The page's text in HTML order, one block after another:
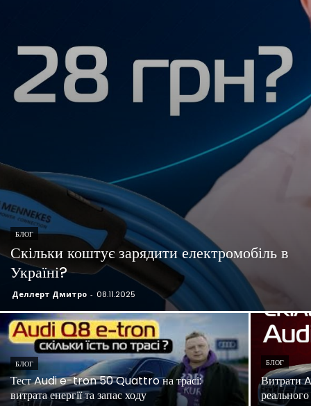
БЛОГ
Скільки коштує зарядити електромобіль в
Україні?
Деллерт Дмитро - 08.11.2025
БЛОГ
Тест Audi e-tron 50 Quattro на трасі:
витрата енергії та запас ходу
БЛОГ
Витрати